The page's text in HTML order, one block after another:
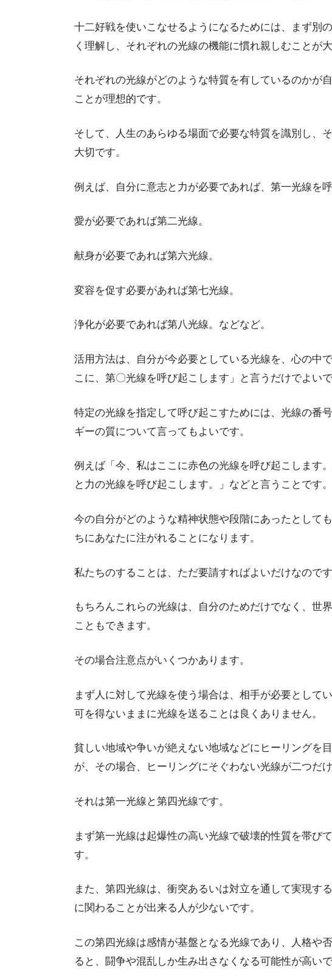
十二好戦を使いこなせるようになるためには、まず別
く理解し、それぞれの光線の機能に慣れ親しむことが大
それぞれの光線がどのような特質を有しているのかが
ことが理想的です。
そして、人生のあらゆる場面で必要な特質を識別し、
大切です。
例えば、自分に意志と力が必要であれば、第一光線を呼
愛が必要であれば第二光線。
献身が必要であれば第六光線。
変容を促す必要があれば第七光線。
浄化が必要であれば第八光線。などなど。
活用方法は、自分が今必要としている光線を、心の中
こに、第〇光線を呼び起こします」と言うだけでよいで
特定の光線を指定して呼び起こすためには、光線の番
ギーの質について言ってもよいです。
例えば「今、私はここに赤色の光線を呼び起こします
と力の光線を呼び起こします。」などと言うことです。
今の自分がどのような精神状態や段階にあったとして
ちにあなたに注がれることになります。
私たちのすることは、ただ要請すればよいだけなのです
もちろんこれらの光線は、自分のためだけでなく、世
こともできます。
その場合注意点がいくつかあります。
まず人に対して光線を使う場合は、相手が必要として
可を得ないままに光線を送ることは良くありません。
貧しい地域や争いが絶えない地域などにヒーリングを
が、その場合、ヒーリングにそぐわない光線が二つだけ
それは第一光線と第四光線です。
まず第一光線は起爆性の高い光線で破壊的性質を帯び
す。
また、第四光線は、衝突あるいは対立を通して実現す
に関わることが出来る人が少ないです。
この第四光線は感情が基盤となる光線であり、人格や
ると、闘争や混乱しか生み出さなくなる可能性が高いで